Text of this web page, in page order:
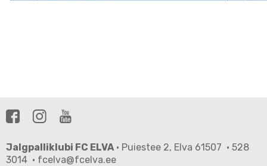
Jalgpalliklubi FC ELVA· Puiestee 2, Elva 61507 · 528
3014 · fcelva@fcelva.ee